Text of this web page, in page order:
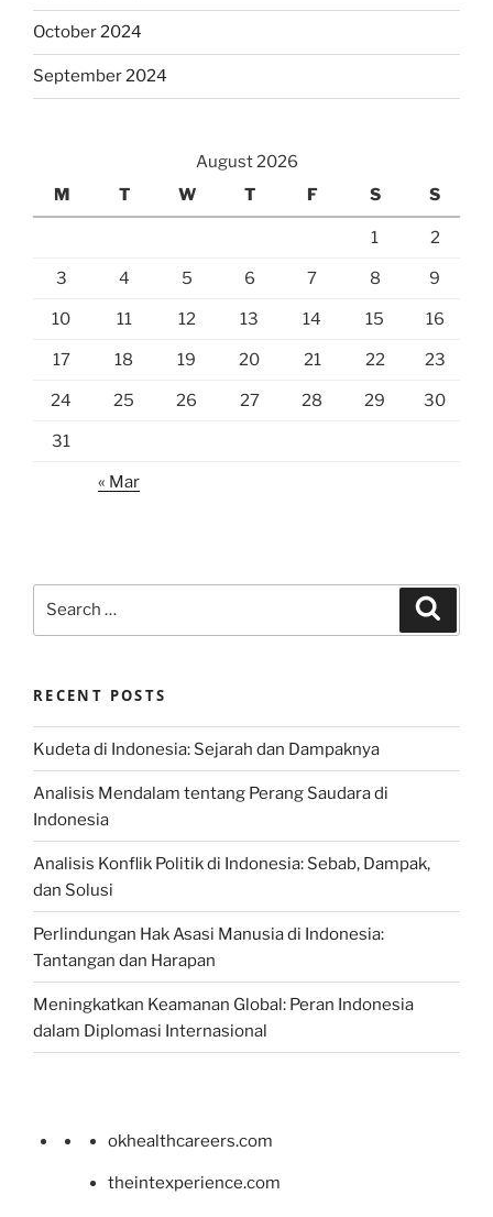
October 2024
September 2024
August 2026
M
T W T F S S
1 2
3 4 5 6 7 8 9
10 11 12 13 14 15 16
17 18 19 20 21 22 23
24 25 26 27 28 29 30
31
« Mar
RECENT POSTS
Kudeta di Indonesia: Sejarah dan Dampaknya
Analisis Mendalam tentang Perang Saudara di
Indonesia
Analisis Konflik Politik di Indonesia: Sebab, Dampak,
dan Solusi
Perlindungan Hak Asasi Manusia di Indonesia:
Tantangan dan Harapan
Meningkatkan Keamanan Global: Peran Indonesia
dalam Diplomasi Internasional
okhealthcareers.com
theintexperience.com